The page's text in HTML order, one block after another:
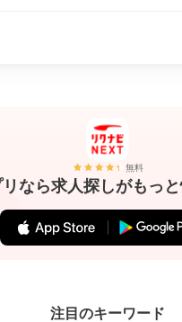
無料
なら求人探しがもっと
注目のキーワード